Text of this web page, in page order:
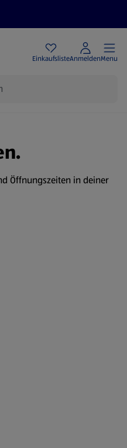
EinkaufslisteAnmeldenMenu
Öffnungszeiten in deiner